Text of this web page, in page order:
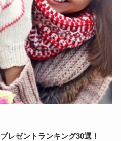
レゼントランキング30選！